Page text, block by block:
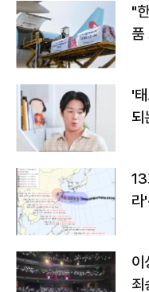
"
품
'
되
라
이
죄